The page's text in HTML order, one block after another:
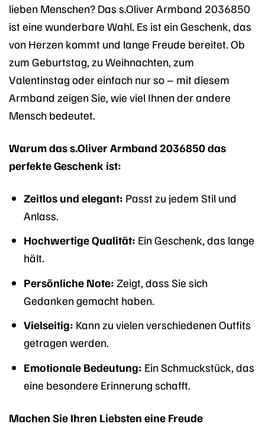
lieben Menschen? Das s.Oliver Armband 2036850
ist eine wunderbare Wahl. Es ist ein Geschenk, das
von Herzen kommt und lange Freude bereitet. Ob
zum Geburtstag, zu Weihnachten, zum
Valentinstag oder einfach nur so – mit diesem
Armband zeigen Sie, wie viel Ihnen der andere
Mensch bedeutet.
Warum das s.Oliver Armband 2036850 das
perfekte Geschenk ist:
Zeitlos und elegant: Passt zu jedem Stil und
Anlass.
Hochwertige Qualität: Ein Geschenk, das lange
hält.
Persönliche Note: Zeigt, dass Sie sich
Gedanken gemacht haben.
Vielseitig: Kann zu vielen verschiedenen Outfits
getragen werden.
Emotionale Bedeutung: Ein Schmuckstück, das
eine besondere Erinnerung schafft.
Machen Sie Ihren Liebsten eine Freude